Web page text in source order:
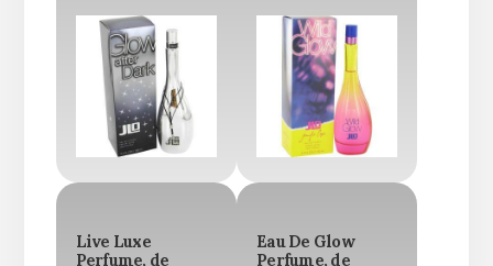
Live Luxe
Perfume, de
Eau De Glow
Perfume, de